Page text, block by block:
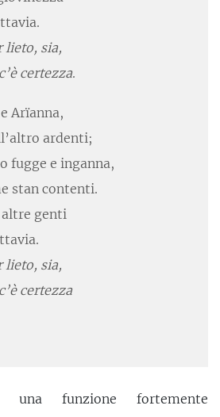
lieto, sia,
certezza.
Arïanna,
ardenti;
fugge e inganna,
stan contenti.
altre genti
lieto, sia,
certezza
funzione fortemente